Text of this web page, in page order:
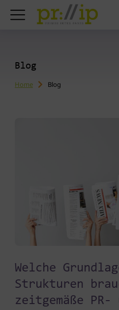
Blog
You are here:
Home Blog
Welche
Strukturen
zeitgemäße PR-